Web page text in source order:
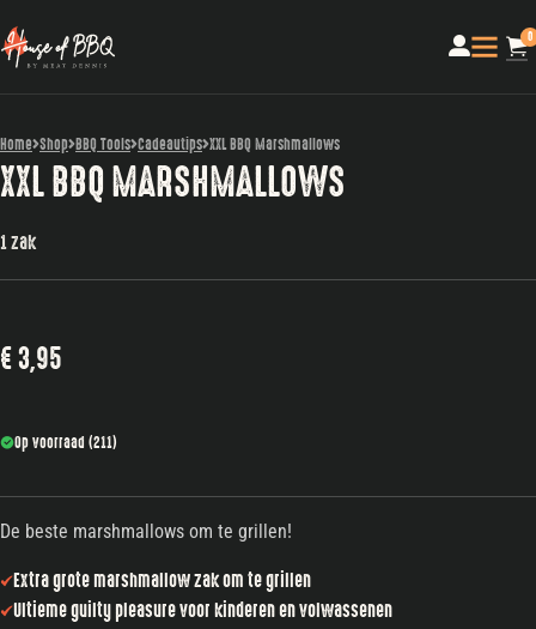
0
Home Shop BBQ Tools Cadeautips XXL BBQ Marshmallows
XXL BBQ MARSHMALLOWS
1 zak
€3,95
Op voorraad (211)
De beste marshmallows om te grillen!
Extra grote marshmallow zak om te grillen
Ultieme guilty pleasure voor kinderen en volwassenen